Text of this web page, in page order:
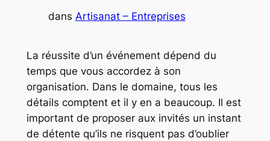
dans Artisanat – Entreprises
La réussite d’un événement dépend du
temps que vous accordez à son
organisation. Dans le domaine, tous les
détails comptent et il y en a beaucoup. Il est
important de proposer aux invités un instant
de détente qu’ils ne risquent pas d’oublier